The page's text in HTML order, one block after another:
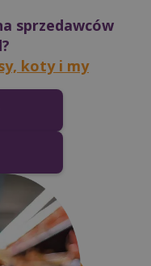
sprzedawców
koty i my